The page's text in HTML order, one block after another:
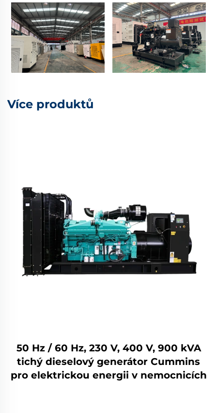
Více produktů
50 Hz / 60 Hz, 230 V, 400 V, 900 kVA
tichý dieselový generátor Cummins
pro elektrickou energii v nemocnicích